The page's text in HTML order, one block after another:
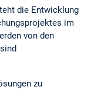
die Entwicklung
im
von den
zu